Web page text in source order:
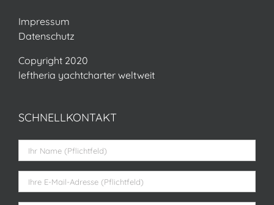
Impressum
Datenschutz
Copyright 2020
leftheria yachtcharter weltweit
SCHNELLKONTAKT